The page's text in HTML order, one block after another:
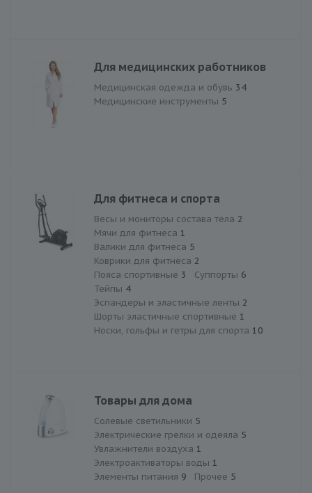
Для медицинских работников
Медицинская одежда и обувь 34
Медицинские инструменты 5
Для фитнеса и спорта
Весы и мониторы состава тела 2
Мячи для фитнеса 1
Валики для фитнеса 5
Коврики для фитнеса 2
Пояса спортивные 3 Суппорты 6
Тейпы 4
Эспандеры и эластичные ленты 2
Шорты эластичные спортивные 1
Носки, гольфы и гетры для спорта 10
Товары для дома
Солевые светильники 5
Электрические грелки и одеяла 5
Увлажнители воздуха 1
Электроактиваторы воды 1
Элементы питания 9 Прочее 5